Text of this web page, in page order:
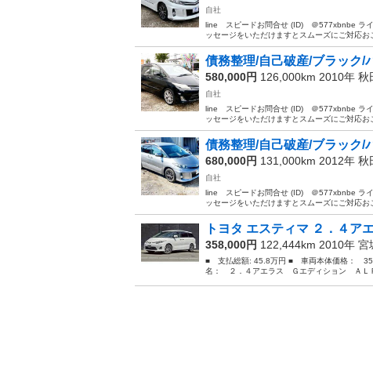
自社
line スピードお問合せ (ID) ＠577xbnbe ラ
ッセージをいただけますとスムーズにご対応お
債務整理/自己破産/ブラック/
580,000円 126,000km 2010年 秋
自社
line スピードお問合せ (ID) ＠577xbnbe ラ
ッセージをいただけますとスムーズにご対応お
債務整理/自己破産/ブラック/
680,000円 131,000km 2012年 秋
自社
line スピードお問合せ (ID) ＠577xbnbe ラ
ッセージをいただけますとスムーズにご対応お
トヨタ エスティマ ２．４
358,000円 122,444km 2010年 宮
■ 支払総額: 45.8万円 ■ 車両本体価格：
名： ２．４アエラス Ｇエディション ＡＬ